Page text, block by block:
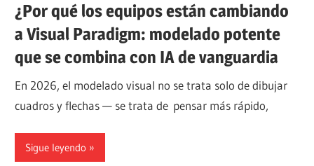
¿Por qué los equipos están cambiando
a Visual Paradigm: modelado potente
que se combina con IA de vanguardia
En 2026, el modelado visual no se trata solo de dibujar
cuadros y flechas — se trata de pensar más rápido,
Sigue leyendo